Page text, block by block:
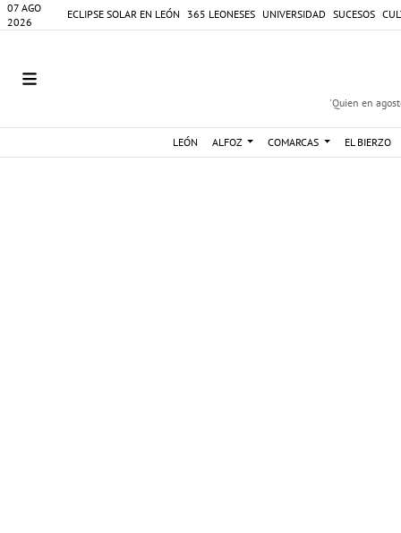
07 AGO
2026
ECLIPSE SOLAR EN LEÓN 365 LEONESES UNIVERSIDAD SUCESOS
'Quien en
LEÓN ALFOZ COMARCAS EL BIERZO